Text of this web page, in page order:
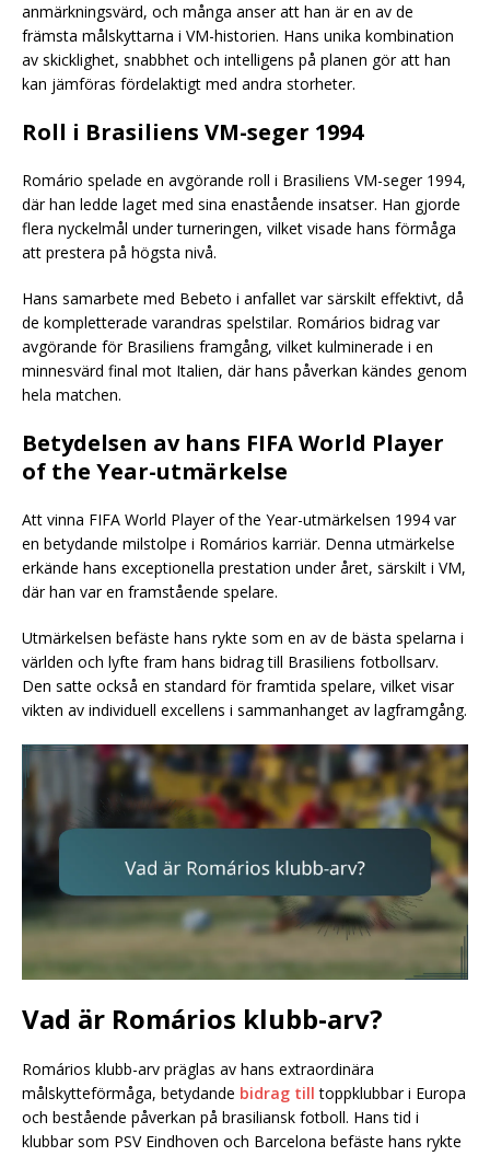
anmärkningsvärd, och många anser att han är en av de
främsta målskyttarna i VM-historien. Hans unika kombination
av skicklighet, snabbhet och intelligens på planen gör att han
kan jämföras fördelaktigt med andra storheter.
Roll i Brasiliens VM-seger 1994
Romário spelade en avgörande roll i Brasiliens VM-seger 1994,
där han ledde laget med sina enastående insatser. Han gjorde
flera nyckelmål under turneringen, vilket visade hans förmåga
att prestera på högsta nivå.
Hans samarbete med Bebeto i anfallet var särskilt effektivt, då
de kompletterade varandras spelstilar. Romários bidrag var
avgörande för Brasiliens framgång, vilket kulminerade i en
minnesvärd final mot Italien, där hans påverkan kändes genom
hela matchen.
Betydelsen av hans FIFA World Player
of the Year-utmärkelse
Att vinna FIFA World Player of the Year-utmärkelsen 1994 var
en betydande milstolpe i Romários karriär. Denna utmärkelse
erkände hans exceptionella prestation under året, särskilt i VM,
där han var en framstående spelare.
Utmärkelsen befäste hans rykte som en av de bästa spelarna i
världen och lyfte fram hans bidrag till Brasiliens fotbollsarv.
Den satte också en standard för framtida spelare, vilket visar
vikten av individuell excellens i sammanhanget av lagframgång.
Vad är Romários klubb-arv?
Romários klubb-arv präglas av hans extraordinära
målskytteförmåga, betydande bidrag till toppklubbar i Europa
och bestående påverkan på brasiliansk fotboll. Hans tid i
klubbar som PSV Eindhoven och Barcelona befäste hans rykte